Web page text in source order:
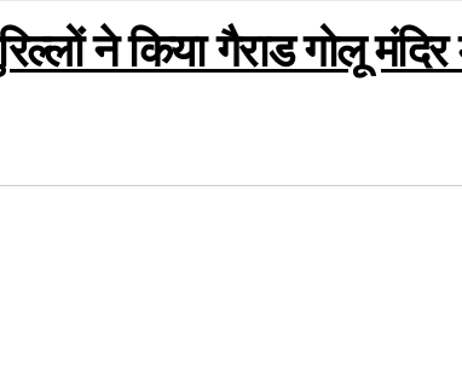
ने किया गैराड गोलू मंदिर